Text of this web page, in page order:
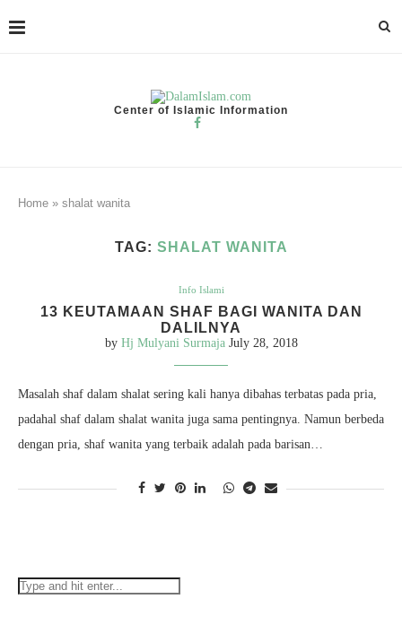
Center of Islamic Information
Home » shalat wanita
TAG: SHALAT WANITA
Info Islami
13 KEUTAMAAN SHAF BAGI WANITA DAN
DALILNYA
by Hj Mulyani Surmaja July 28, 2018
Masalah shaf dalam shalat sering kali hanya dibahas terbatas pada pria,
padahal shaf dalam shalat wanita juga sama pentingnya. Namun berbeda
dengan pria, shaf wanita yang terbaik adalah pada barisan…